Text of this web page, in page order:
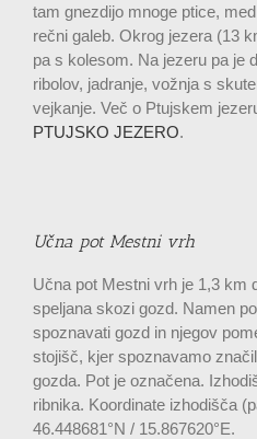
tam gnezdijo mnoge ptice,
rečni galeb. Okrog jezera (13
pa s kolesom. Na jezeru pa je
ribolov, jadranje, vožnja s
vejkanje. Več o Ptujskem
PTUJSKO JEZERO.
Učna pot Mestni vrh
Učna pot Mestni vrh je 1,3 km
speljana skozi gozd. Namen
spoznavati gozd in njegov
stojišč, kjer spoznavamo
gozda. Pot je označena.
ribnika. Koordinate izhodišča
46.448681°N / 15.867620°E.